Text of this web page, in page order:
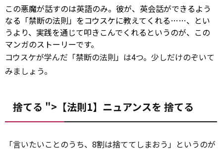
この悪魔が話すのは英語のみ。彼が、英会話ができるよう
なる「禁断の法則」をコウスケに教えてくれる……、とい
うより、実践を通じて叩きこんでくれるというのが、この
マンガのストーリーです。
コウスケが学んだ「禁断の法則」は4つ。少しだけのぞいて
みましょう。
捨てる ">【法則1】ニュアンスを 捨てる
「言いたいことのうち、8割は捨ててしまおう」というのが